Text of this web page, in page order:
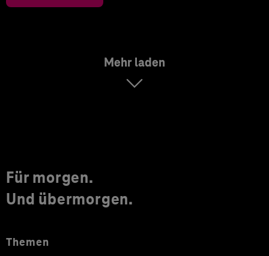
Mehr laden
Für morgen.
Und übermorgen.
Themen